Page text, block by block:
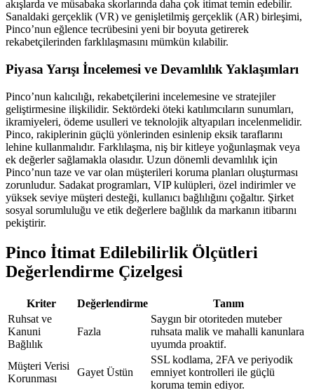
akışlarda ve müsabaka skorlarında daha çok itimat temin edebilir.
Sanaldaki gerçeklik (VR) ve genişletilmiş gerçeklik (AR) birleşimi,
Pinco’nun eğlence tecrübesini yeni bir boyuta getirerek
rekabetçilerinden farklılaşmasını mümkün kılabilir.
Piyasa Yarışı İncelemesi ve Devamlılık Yaklaşımları
Pinco’nun kalıcılığı, rekabetçilerini incelemesine ve stratejiler
geliştirmesine ilişkilidir. Sektördeki öteki katılımcıların sunumları,
ikramiyeleri, ödeme usulleri ve teknolojik altyapıları incelenmelidir.
Pinco, rakiplerinin güçlü yönlerinden esinlenip eksik taraflarını
lehine kullanmalıdır. Farklılaşma, niş bir kitleye yoğunlaşmak veya
ek değerler sağlamakla olasıdır. Uzun dönemli devamlılık için
Pinco’nun taze ve var olan müşterileri koruma planları oluşturması
zorunludur. Sadakat programları, VIP kulüpleri, özel indirimler ve
yüksek seviye müşteri desteği, kullanıcı bağlılığını çoğaltır. Şirket
sosyal sorumluluğu ve etik değerlere bağlılık da markanın itibarını
pekiştirir.
Pinco İtimat Edilebilirlik Ölçütleri
Değerlendirme Çizelgesi
Kriter Değerlendirme
Tanım
Ruhsat ve
Kanuni
Bağlılık
Fazla
Saygın bir otoriteden muteber
ruhsata malik ve mahalli kanunlara
uyumda proaktif.
Müşteri Verisi
Korunması
Gayet Üstün
SSL kodlama, 2FA ve periyodik
emniyet kontrolleri ile güçlü
koruma temin ediyor.